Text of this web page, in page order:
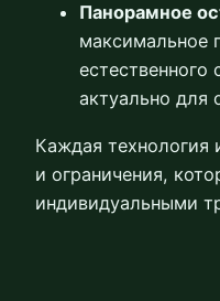
Панорамное
максимальное
естественного
актуально
Каждая технология
и ограничения,
индивидуальными